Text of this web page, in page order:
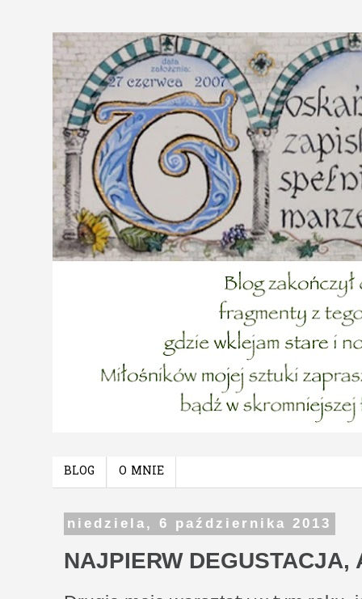
BLOG O MNIE
niedziela, 6 października 2013
NAJPIERW DEGUSTACJA,